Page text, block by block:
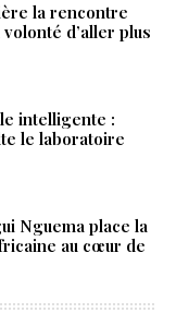
la rencontre
d’aller plus
intelligente :
le laboratoire
Nguema place la
au cœur de